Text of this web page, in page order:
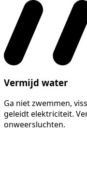
Vermijd water
Ga niet zwemmen,
geleidt elektriciteit.
onweersluchten.